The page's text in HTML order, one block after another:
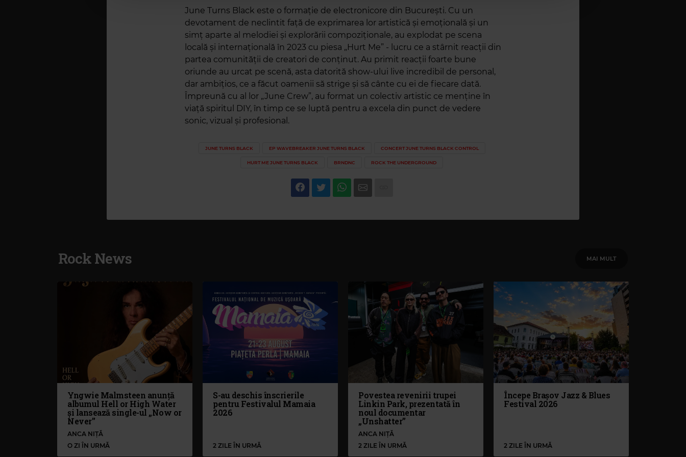
June Turns Black este o formație de electronicore din București. Cu un
devotament de neclintit față de exprimarea lor artistică și emoțională și un
simț aparte al melodiei și explorării compoziționale, au explodat pe scena
locală și internațională în 2023 cu piesa „Hurt Me” - lucru ce a stârnit reacții din
partea comunității de creatori de conținut. Au primit reacții foarte bune
oriunde au urcat pe scenă, asta datorită show-ului live incredibil de personal,
dar ambițios, ce a făcut oamenii să strige și să cânte cu ei de fiecare dată.
Împreună cu al lor „June Crew”, au format un colectiv artistic ce menține în
viață spiritul DIY, în timp ce se luptă pentru a excela din punct de vedere
sonic, vizual și profesional.
JUNE TURNS BLACK EP WAVEBREAKER JUNE TURNS BLACK CONCERT JUNE TURNS BLACK CONTROL
HURT ME JUNE TURNS BLACK BRNDNC ROCK THE UNDERGROUND
Rock News MAI MULT
Yngwie Malmsteen anunță
albumul Hell or High Water
și lansează single-ul „Now or
Never”
ANCA NIȚĂ
O ZI ÎN URMĂ
S-au deschis înscrierile
pentru Festivalul Mamaia
2026
2 ZILE ÎN URMĂ
Povestea revenirii trupei
Linkin Park, prezentată în
noul documentar
„Unshatter”
ANCA NIȚĂ
2 ZILE ÎN URMĂ
Începe Brașov Jazz & Blues
Festival 2026
2 ZILE ÎN URMĂ